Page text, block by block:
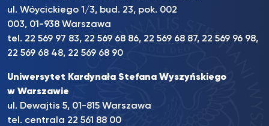
ul. Wóycickiego 1/3, bud. 23, pok. 002
003, 01-938 Warszawa
tel. 22 569 97 83, 22 569 68 86, 22 569 68 87, 22 569 96 98,
22 569 68 48, 22 569 68 90
Uniwersytet Kardynała Stefana Wyszyńskiego
w Warszawie
ul. Dewajtis 5, 01-815 Warszawa
tel. centrala 22 561 88 00